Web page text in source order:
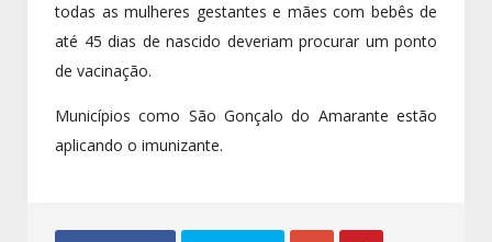
todas as mulheres gestantes e mães com bebês de
até 45 dias de nascido deveriam procurar um ponto
de vacinação.
Municípios como São Gonçalo do Amarante estão
aplicando o imunizante.